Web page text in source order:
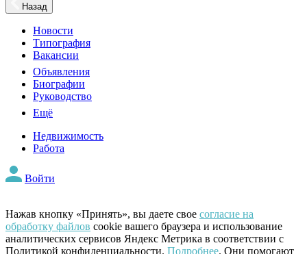
Назад
Новости
Типография
Вакансии
Объявления
Биографии
Руководство
Ещё
Недвижимость
Работа
Войти
Нажав кнопку «Принять», вы даете свое согласие на
обработку файлов cookie вашего браузера и использование
аналитических сервисов Яндекс Метрика в соответствии с
Политикой конфиденциальности. Подробнее. Они помогают